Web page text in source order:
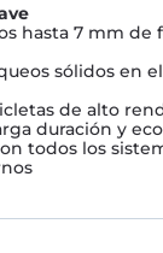
hasta 7 mm de
sólidos en el
de alto
duración y
todos los